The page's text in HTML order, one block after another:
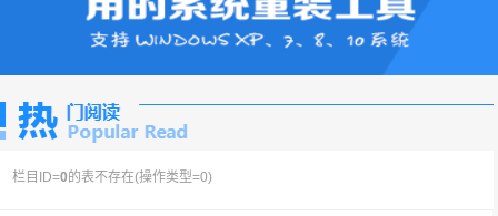
栏目ID=0的表不存在(操作类型=0)